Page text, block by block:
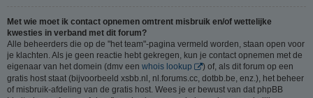
Met wie moet ik contact opnemen omtrent misbruik en/of wettelijke
kwesties in verband met dit forum?
Alle beheerders die op de "het team"-pagina vermeld worden, staan open voor
je klachten. Als je geen reactie hebt gekregen, kun je contact opnemen met de
eigenaar van het domein (dmv een whois lookup
) of, als dit forum op een
gratis host staat (bijvoorbeeld xsbb.nl, nl.forums.cc, dotbb.be, enz.), het beheer
of misbruik-afdeling van de gratis host. Wees je er bewust van dat phpBB